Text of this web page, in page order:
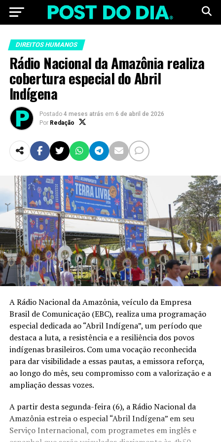
DIREITOS HUMANOS
Rádio Nacional da Amazônia realiza
cobertura especial do Abril
Indígena
Postado 4 meses atrás em 6 de abril de 2026
Por Redação
A Rádio Nacional da Amazônia, veículo da Empresa
Brasil de Comunicação (EBC), realiza uma programação
especial dedicada ao “Abril Indígena”, um período que
destaca a luta, a resistência e a resiliência dos povos
indígenas brasileiros. Com uma vocação reconhecida
para dar visibilidade a essas pautas, a emissora reforça,
ao longo do mês, seu compromisso com a valorização e a
ampliação dessas vozes.
A partir desta segunda-feira (6), a Rádio Nacional da
Amazônia estreia o especial “Abril Indígena” em seu
Serviço Internacional, com programetes em inglês e